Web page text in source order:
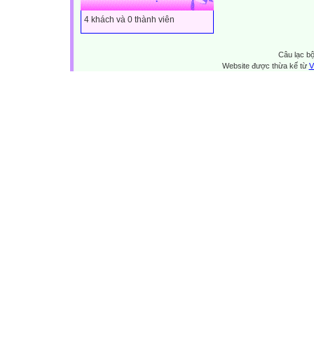
4 khách và 0 thành viên
Câu lạc
Website được thừa kế từ